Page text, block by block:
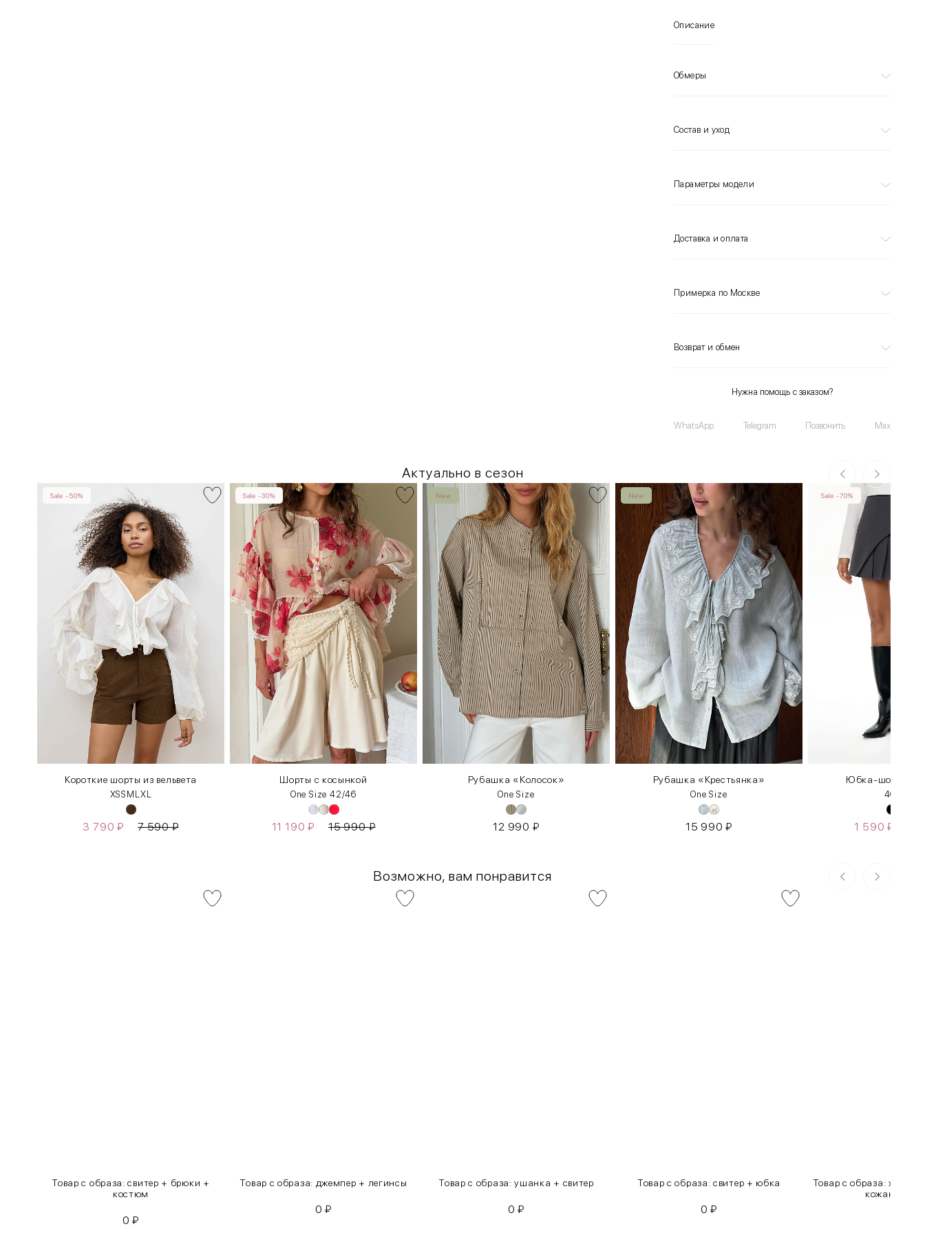
Описание
Обмеры
Состав и уход
Параметры модели
Доставка и оплата
Примерка по Москве
Возврат и обмен
Нужна помощь с заказом?
WhatsApp Telegram Позвонить Max
Актуально в сезон
Sale -50%
Короткие шорты из вельвета
XSS M LXL
3 790₽ 7 590₽
Sale -30%
Шорты с косынкой
One Size 42/46
11 190₽ 15 990₽
New
Рубашка «Колосок»
One Size
12 990 ₽
New
Рубашка «Крестьянка»
One Size
15 990₽
Sale -70%
Юбка-шорты в
40
1 590₽
Возможно, вам понравится
Товар с образа: свитер + брюки +
костюм
0₽
Товар с образа: джемпер + легинсы
0₽
Товар с образа: ушанка + свитер
0₽
Товар с образа: свитер + юбка
0₽
Товар с образа:
кожаные